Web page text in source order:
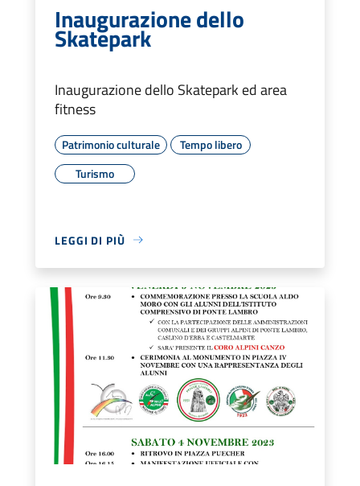
Inaugurazione dello
Skatepark
Inaugurazione dello Skatepark ed area
fitness
Patrimonio culturale
Tempo libero
Turismo
LEGGI DI PIÙ